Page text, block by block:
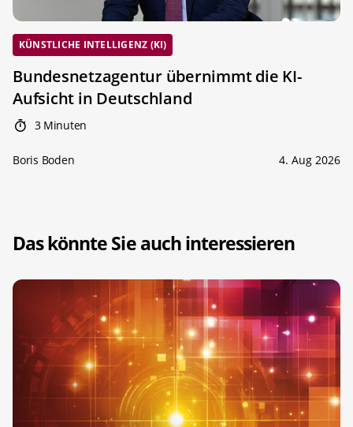
KÜNSTLICHE INTELLIGENZ (KI)
Bundesnetzagentur übernimmt die KI-
Aufsicht in Deutschland
3 Minuten
Boris Boden 4. Aug 2026
Das könnte Sie auch interessieren